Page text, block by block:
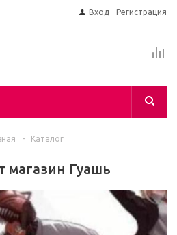
Вход Регистрация
- Каталог
магазин Гуашь